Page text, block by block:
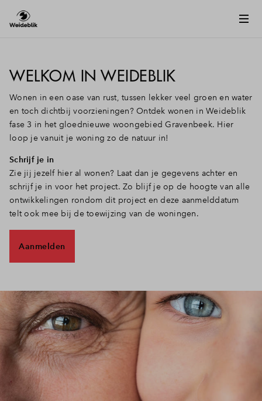
WELKOM IN WEIDEBLIK
Wonen in een oase van rust, tussen lekker veel groen en water
en toch dichtbij voorzieningen? Ontdek wonen in Weideblik
fase 3 in het gloednieuwe woongebied Gravenbeek. Hier
loop je vanuit je woning zo de natuur in!
Schrijf je in
Zie jij jezelf hier al wonen? Laat dan je gegevens achter en
schrijf je in voor het project. Zo blijf je op de hoogte van alle
ontwikkelingen rondom dit project en deze aanmelddatum
telt ook mee bij de toewijzing van de woningen.
Aanmelden